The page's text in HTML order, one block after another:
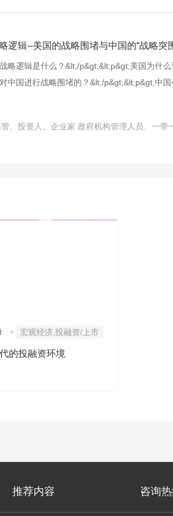
你能够整合的资源，就是你的资源！ 你能够
略逻辑--美国的战略围堵与中国的“战略
略逻辑是什么？&lt;/p&gt;&lt;p&gt;美国为什
中国进行战略围堵的？&lt;/p&gt;&lt;p&gt;中国
是什么？&lt;/p&gt;&lt;p&gt;中国今天的国内政
略突围”？&lt;/p&gt;&lt;p&gt;中国“大国崛起”
变幻、中国崛起、只争朝夕&lt;/
升竞争力，在全新的竞争环境下，审时度势、
、投资人、企业家 政府机构管理人员、一带
宏观经济,投融资/上市
的投融资环境
推荐内容 咨询